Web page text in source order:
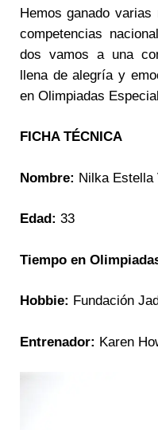
Hemos ganado
competencias
dos vamos a una
llena de alegría y
en Olimpiadas
FICHA TÉCNICA
Nombre: Nilka Estella
Edad: 33
Tiempo en
Hobbie: Fundación
Entrenador: Karen